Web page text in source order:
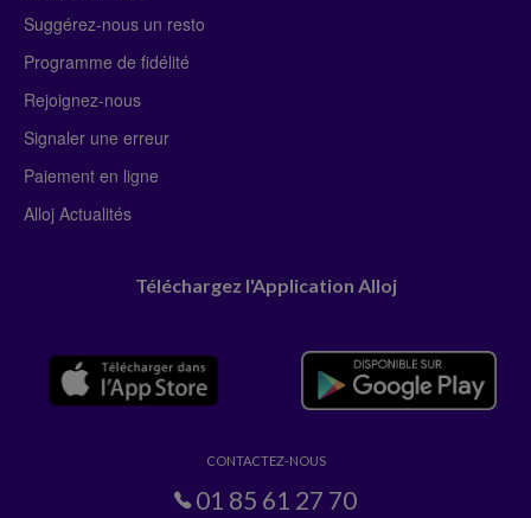
Suggérez-nous un resto
Programme de fidélité
Rejoignez-nous
Signaler une erreur
Paiement en ligne
Alloj Actualités
Téléchargez l'Application Alloj
CONTACTEZ-NOUS
01 85 61 27 70